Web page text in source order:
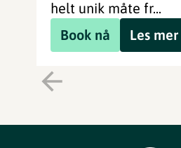
helt unik måte fr...
Book nå
Les mer